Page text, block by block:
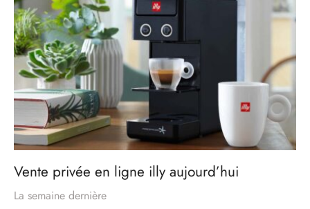
Vente privée en ligne illy aujourd’hui
La semaine dernière